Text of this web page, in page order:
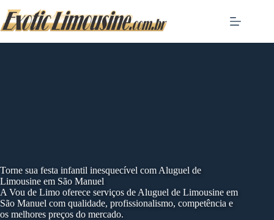
to
content
Torne sua festa infantil inesquecível com Aluguel de
Limousine em São Manuel
A Vou de Limo oferece serviços de Aluguel de Limousine em
São Manuel com qualidade, profissionalismo, competência e
os melhores preços do mercado.